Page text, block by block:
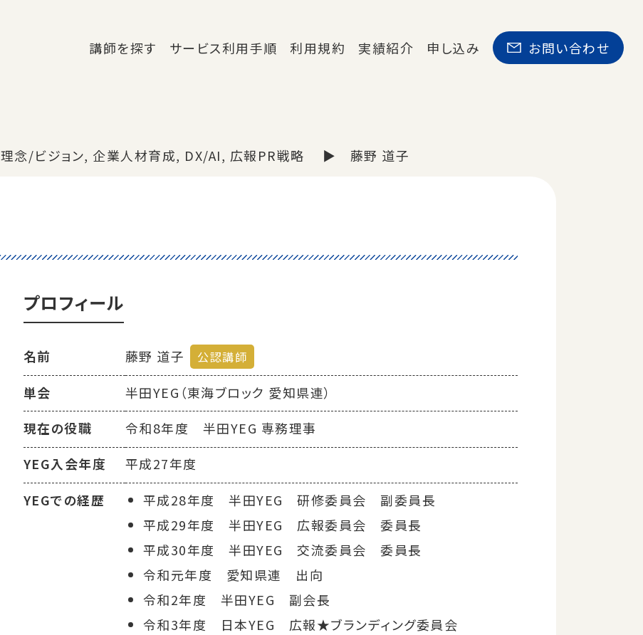
講師を探す サービス利用手順 利用規約 実績紹介 申し込み お問い合わせ
理念/ビジョン 企業人材育成 DX/AI 広報PR戦略 藤野 道子
プロフィール
名前 藤野 道子 公認講師
単会
半田YEG（東海ブロック 愛知県連）
現在の役職
令和8年度 半田YEG 専務理事
YEG入会年度
平成27年度
YEGでの経歴
平成28年度 半田YEG 研修委員会 副委員長
平成29年度 半田YEG 広報委員会 委員長
平成30年度 半田YEG 交流委員会 委員長
令和元年度 愛知県連 出向
令和2年度 半田YEG 副会長
令和3年度 日本YEG 広報★ブランディング委員会